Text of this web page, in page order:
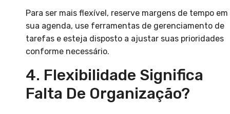
Para ser mais flexível, reserve margens de tempo em
sua agenda, use ferramentas de gerenciamento de
tarefas e esteja disposto a ajustar suas prioridades
conforme necessário.
4. Flexibilidade Significa
Falta De Organização?